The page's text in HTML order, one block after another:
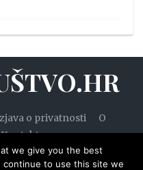
o privatnosti
O
Kontakt
we give you the best
to use this site we